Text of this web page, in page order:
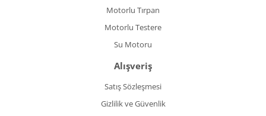
Motorlu Tırpan
Motorlu Testere
Su Motoru
Alışveriş
Satış Sözleşmesi
Gizlilik ve Güvenlik